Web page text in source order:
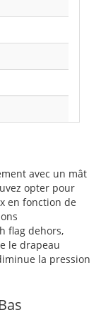
avec un mât
opter pour
en fonction de
flag dehors,
le drapeau
la pression